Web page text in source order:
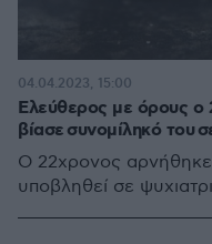
Ελεύθερος με όρους ο
βίασε συνομίληκό του
Ο 22χρονος αρνήθηκε
υποβληθεί σε
04.04.2023, 15:00